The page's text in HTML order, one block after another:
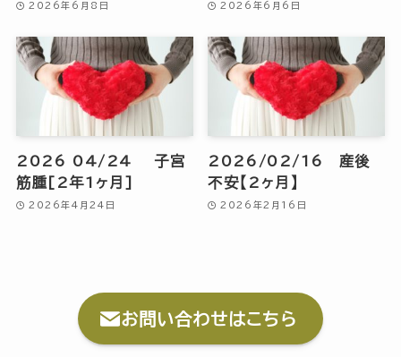
2026年6月8日 2026年6月6日
2026 04/24 子宮
筋腫[2年1ヶ月]
2026年4月24日
2026/02/16 産後
不安【2ヶ月】
2026年2月16日
お問い合わせはこちら